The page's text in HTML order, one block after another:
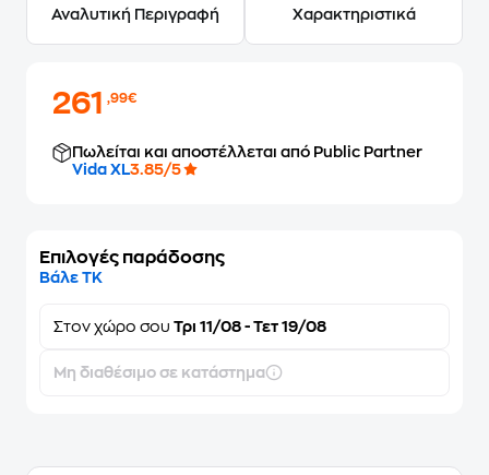
Αναλυτική Περιγραφή Χαρακτηριστικά
261,99€
Πωλείται και αποστέλλεται από Public Partner
Vida XL3.85/5
Επιλογές παράδοσης
Βάλε ΤΚ
Στον χώρο σου Τρι 11/08 - Τετ 19/08
Μη διαθέσιμο σε κατάστημα